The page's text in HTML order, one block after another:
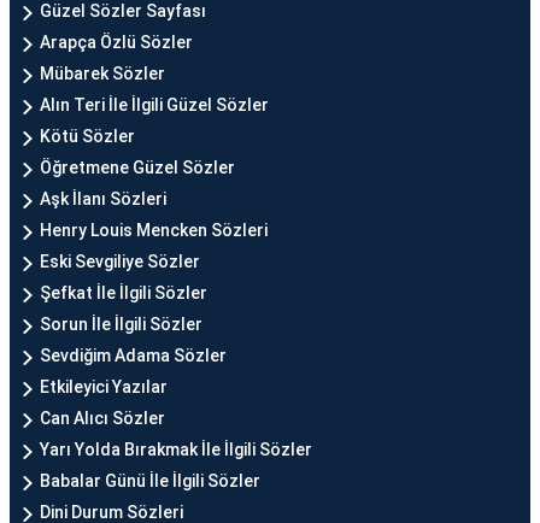
Güzel Sözler Sayfası
Arapça Özlü Sözler
Mübarek Sözler
Alın Teri İle İlgili Güzel Sözler
Kötü Sözler
Öğretmene Güzel Sözler
Aşk İlanı Sözleri
Henry Louis Mencken Sözleri
Eski Sevgiliye Sözler
Şefkat İle İlgili Sözler
Sorun İle İlgili Sözler
Sevdiğim Adama Sözler
Etkileyici Yazılar
Can Alıcı Sözler
Yarı Yolda Bırakmak İle İlgili Sözler
Babalar Günü İle İlgili Sözler
Dini Durum Sözleri